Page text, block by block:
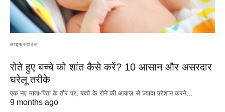
लाइफस्टाइल
रोते हुए बच्चे को शांत कैसे करें? 10 आसान और असरदार
घरेलू तरीके
एक नए माता-पिता के तौर पर, बच्चे के रोने की आवाज़ से ज़्यादा परेशान करने…
9 months ago